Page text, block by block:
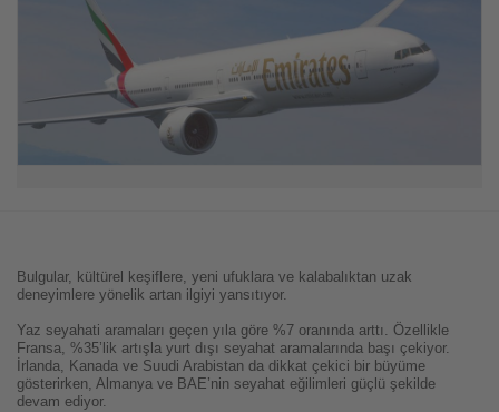
ediyor!
Bulgular, kültürel keşiflere, yeni ufuklara ve kalabalıktan uzak
deneyimlere yönelik artan ilgiyi yansıtıyor.
Yaz seyahati aramaları geçen yıla göre %7 oranında arttı. Özellikle
Fransa, %35’lik artışla yurt dışı seyahat aramalarında başı çekiyor.
İrlanda, Kanada ve Suudi Arabistan da dikkat çekici bir büyüme
gösterirken, Almanya ve BAE’nin seyahat eğilimleri güçlü şekilde
devam ediyor.